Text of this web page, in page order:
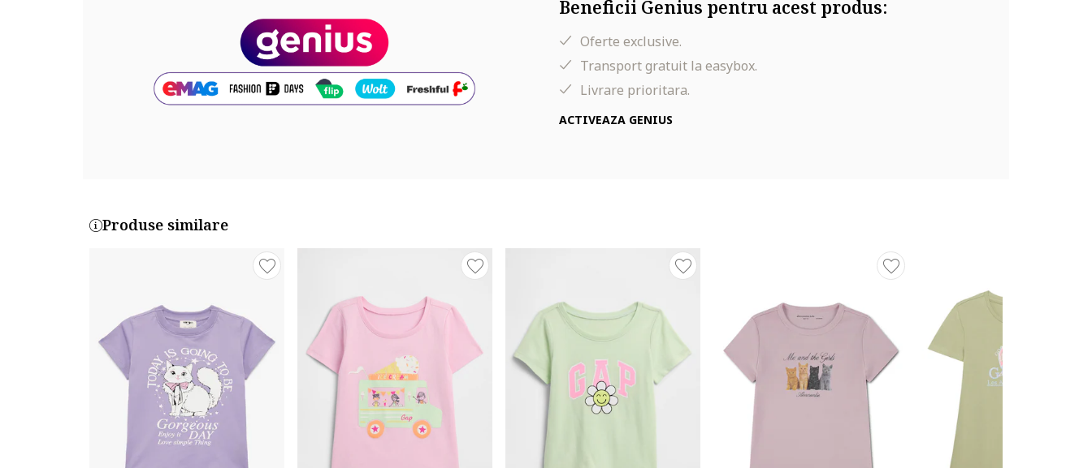
DEPV1137NF-141135TCX
Beneficii Genius pentru acest produs:
Oferte exclusive.
Transport gratuit la easybox.
Livrare prioritara.
ACTIVEAZA GENIUS
Produse similare